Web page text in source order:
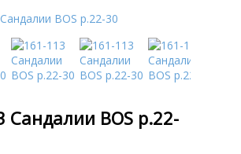
Сандалии BOS р.22-